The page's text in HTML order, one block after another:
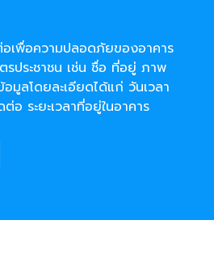
เพื่อความปลอดภัยของอาคาร
รประชาชน เช่น ชื่อ ที่อยู่ ภาพ
มูลโดยละเอียดได้แก่ วันเวลา
ระยะเวลาที่อยู่ในอาคาร